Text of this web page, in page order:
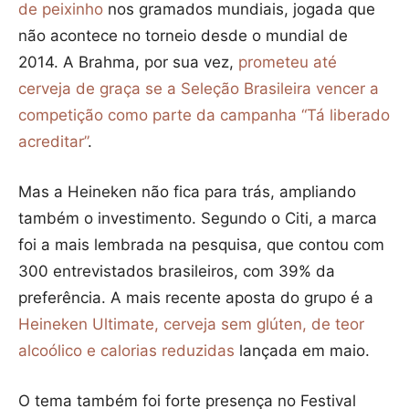
de peixinho nos gramados mundiais, jogada que
não acontece no torneio desde o mundial de
2014. A Brahma, por sua vez, prometeu até
cerveja de graça se a Seleção Brasileira vencer a
competição como parte da campanha “Tá liberado
acreditar”.
Mas a Heineken não fica para trás, ampliando
também o investimento. Segundo o Citi, a marca
foi a mais lembrada na pesquisa, que contou com
300 entrevistados brasileiros, com 39% da
preferência. A mais recente aposta do grupo é a
Heineken Ultimate, cerveja sem glúten, de teor
alcoólico e calorias reduzidas lançada em maio.
O tema também foi forte presença no Festival